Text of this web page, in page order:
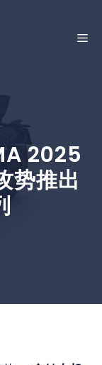
菜
2025
势推出